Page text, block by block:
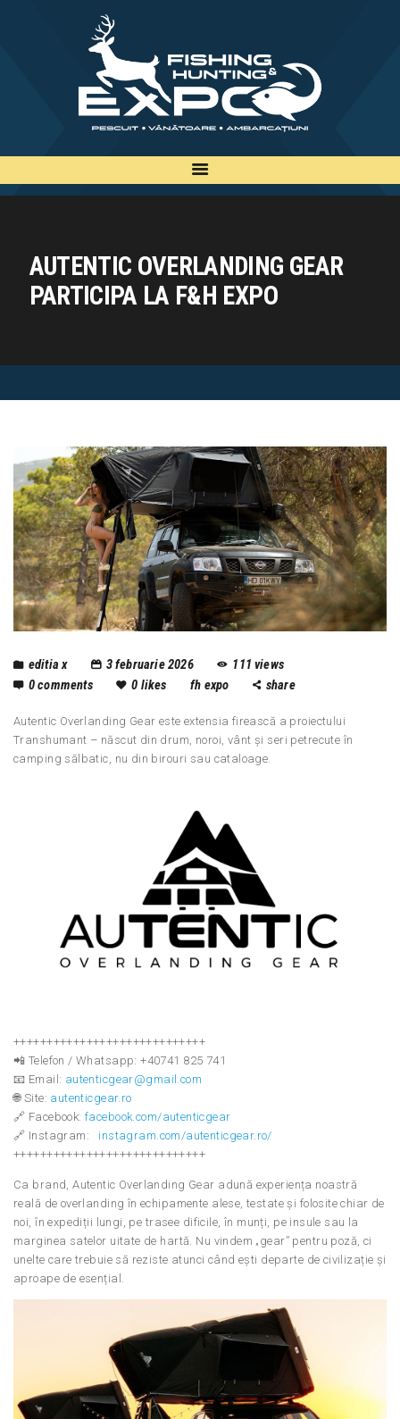
AUTENTIC OVERLANDING GEAR
PARTICIPA LA F&H EXPO
INFO
INSCRIERE
TARIFE
EDITII
CONTACT
EN
editia x 3 februarie 2026 111 views
0comments 0 likes fh expo share
Autentic Overlanding Gear este extensia firească a proiectului
Transhumant – născut din drum, noroi, vânt și seri petrecute în
camping sălbatic, nu din birouri sau cataloage.
+++++++++++++++++++++++++++++
📲 Telefon / Whatsapp: +40741 825 741
📧 Email: autenticgear@gmail.com
🌐 Site: autenticgear.ro
🔗 Facebook:facebook.com/autenticgear
🔗 Instagram: instagram.com/autenticgear.ro/
+++++++++++++++++++++++++++++
Ca brand, Autentic Overlanding Gear adună experiența noastră
reală de overlanding în echipamente alese, testate și folosite chiar de
noi, în expediții lungi, pe trasee dificile, în munți, pe insule sau la
marginea satelor uitate de hartă. Nu vindem „gear” pentru poză, ci
unelte care trebuie să reziste atunci când ești departe de civilizație și
aproape de esențial.